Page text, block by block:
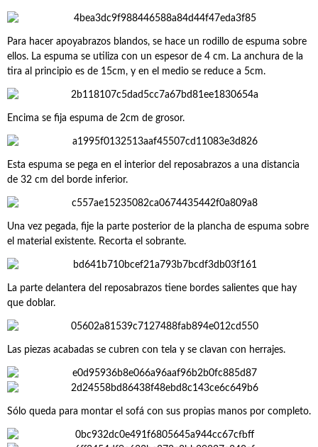
Para hacer apoyabrazos blandos, se hace un rodillo de espuma sobre
ellos. La espuma se utiliza con un espesor de 4 cm. La anchura de la
tira al principio es de 15cm, y en el medio se reduce a 5cm.
Encima se fija espuma de 2cm de grosor.
Esta espuma se pega en el interior del reposabrazos a una distancia
de 32 cm del borde inferior.
Una vez pegada, fije la parte posterior de la plancha de espuma sobre
el material existente. Recorta el sobrante.
La parte delantera del reposabrazos tiene bordes salientes que hay
que doblar.
Las piezas acabadas se cubren con tela y se clavan con herrajes.
Sólo queda para montar el sofá con sus propias manos por completo.